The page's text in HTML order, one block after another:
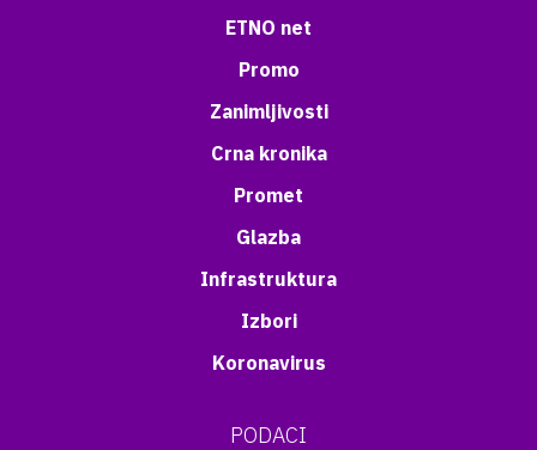
ETNO net
Promo
Zanimljivosti
Crna kronika
Promet
Glazba
Infrastruktura
Izbori
Koronavirus
PODACI